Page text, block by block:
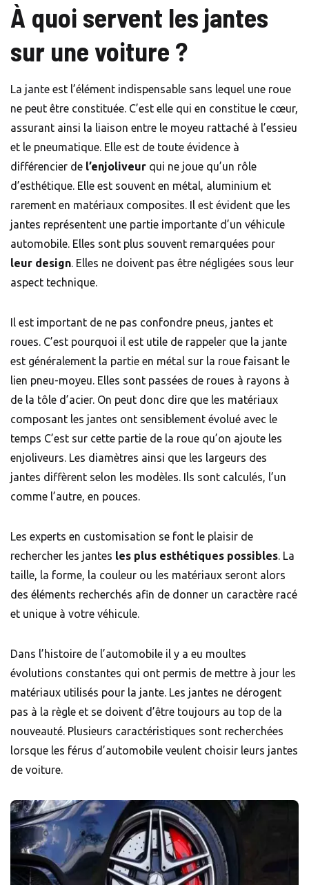
À quoi servent les jantes
sur une voiture ?
La jante est l’élément indispensable sans lequel une roue
ne peut être constituée. C’est elle qui en constitue le cœur,
assurant ainsi la liaison entre le moyeu rattaché à l’essieu
et le pneumatique. Elle est de toute évidence à
différencier de l’enjoliveur qui ne joue qu’un rôle
d’esthétique. Elle est souvent en métal, aluminium et
rarement en matériaux composites. Il est évident que les
jantes représentent une partie importante d’un véhicule
automobile. Elles sont plus souvent remarquées pour
leur design . Elles ne doivent pas être négligées sous leur
aspect technique.
Il est important de ne pas confondre pneus, jantes et
roues. C’est pourquoi il est utile de rappeler que la jante
est généralement la partie en métal sur la roue faisant le
lien pneu-moyeu. Elles sont passées de roues à rayons à
de la tôle d’acier. On peut donc dire que les matériaux
composant les jantes ont sensiblement évolué avec le
temps C’est sur cette partie de la roue qu’on ajoute les
enjoliveurs. Les diamètres ainsi que les largeurs des
jantes diffèrent selon les modèles. Ils sont calculés, l’un
comme l’autre, en pouces.
Les experts en customisation se font le plaisir de
rechercher les jantes les plus esthétiques possibles . La
taille, la forme, la couleur ou les matériaux seront alors
des éléments recherchés afin de donner un caractère racé
et unique à votre véhicule.
Dans l’histoire de l’automobile il y a eu moultes
évolutions constantes qui ont permis de mettre à jour les
matériaux utilisés pour la jante. Les jantes ne dérogent
pas à la règle et se doivent d’être toujours au top de la
nouveauté. Plusieurs caractéristiques sont recherchées
lorsque les férus d’automobile veulent choisir leurs jantes
de voiture.